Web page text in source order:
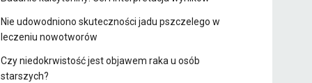
Nie udowodniono skuteczności jadu pszczelego w
leczeniu nowotworów
Czy niedokrwistość jest objawem raka u osób
starszych?